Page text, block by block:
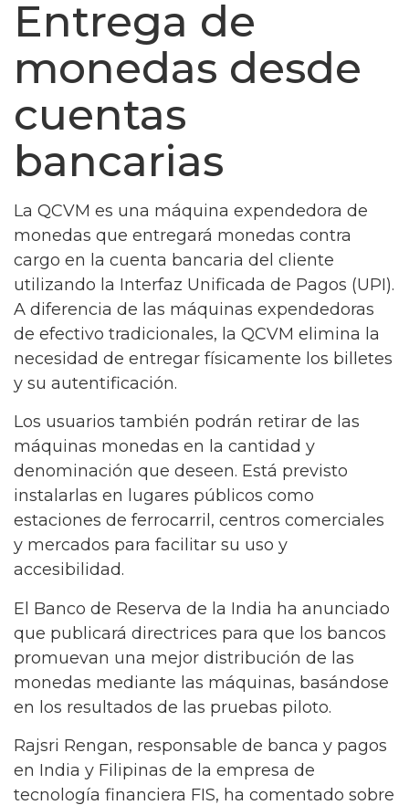
Entrega de
monedas desde
cuentas
bancarias
La QCVM es una máquina expendedora de
monedas que entregará monedas contra
cargo en la cuenta bancaria del cliente
utilizando la Interfaz Unificada de Pagos (UPI).
A diferencia de las máquinas expendedoras
de efectivo tradicionales, la QCVM elimina la
necesidad de entregar físicamente los billetes
y su autentificación.
Los usuarios también podrán retirar de las
máquinas monedas en la cantidad y
denominación que deseen. Está previsto
instalarlas en lugares públicos como
estaciones de ferrocarril, centros comerciales
y mercados para facilitar su uso y
accesibilidad.
El Banco de Reserva de la India ha anunciado
que publicará directrices para que los bancos
promuevan una mejor distribución de las
monedas mediante las máquinas, basándose
en los resultados de las pruebas piloto.
Rajsri Rengan, responsable de banca y pagos
en India y Filipinas de la empresa de
tecnología financiera FIS, ha comentado sobre